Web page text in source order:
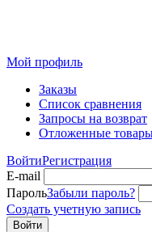
Мой профиль
Заказы
Список сравнения
Запросы на возврат
Отложенные
ВойтиРегистрация
E-mail
ПарольЗабыли пароль?
Создать учетную запись
Войти